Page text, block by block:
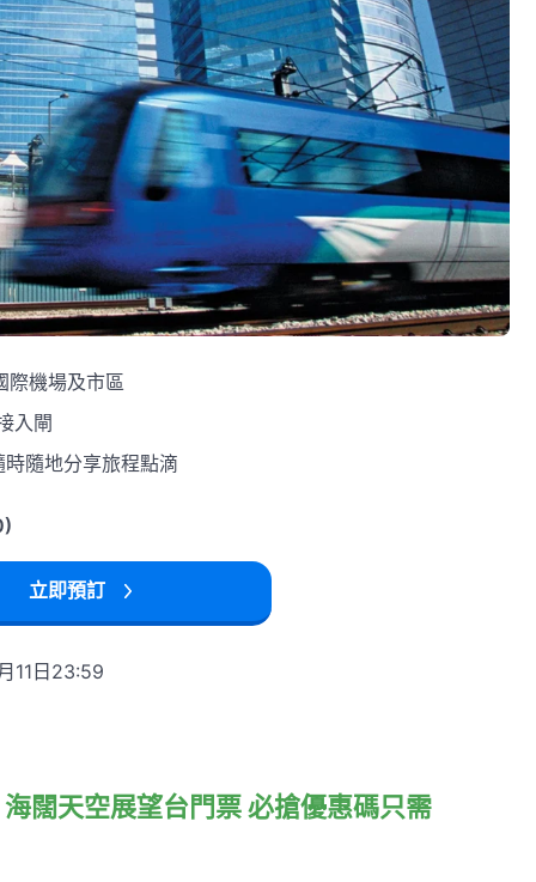
際機場及市區
入閘
隨地分享旅程點滴
立即預訂
11日23:59
闊天空展望台門票 必搶優惠碼只需